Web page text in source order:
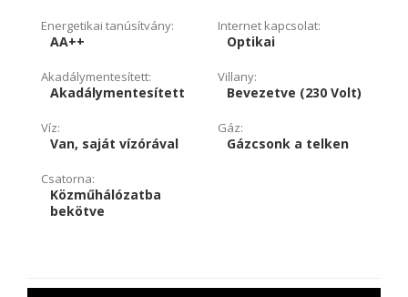
Energetikai tanúsítvány:
AA++
Internet kapcsolat:
Optikai
Akadálymentesített:
Akadálymentesített
Villany:
Bevezetve (230 Volt)
Víz:
Van, saját vízórával
Gáz:
Gázcsonk a telken
Csatorna:
Közműhálózatba
bekötve